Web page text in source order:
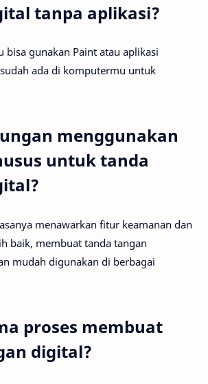
tanpa aplikasi?
bisa gunakan Paint atau aplikasi
ada di komputermu untuk
menggunakan
untuk tanda
menawarkan fitur keamanan dan
baik, membuat tanda tangan
mudah digunakan di berbagai
proses membuat
digital?